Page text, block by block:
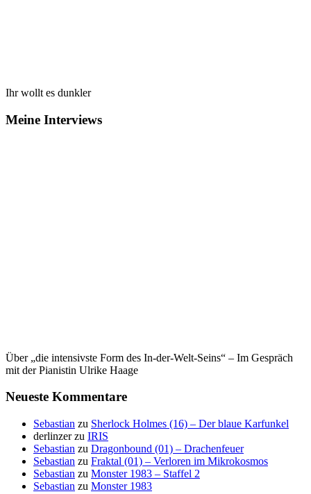
Ihr wollt es dunkler
Meine Interviews
Über „die intensivste Form des In-der-Welt-Seins“ – Im Gespräch
mit der Pianistin Ulrike Haage
Neueste Kommentare
Sebastian zu Sherlock Holmes (16) – Der blaue Karfunkel
derlinzerzu IRIS
Sebastian zu Dragonbound (01) – Drachenfeuer
Sebastian zu Fraktal (01) – Verloren im Mikrokosmos
Sebastian zu Monster 1983 – Staffel 2
Sebastian zu Monster 1983